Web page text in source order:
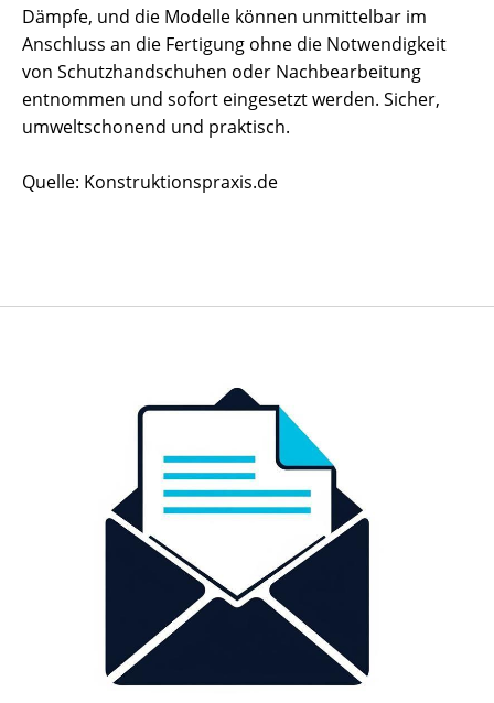
Dämpfe, und die Modelle können unmittelbar im
Anschluss an die Fertigung ohne die Notwendigkeit
von Schutzhandschuhen oder Nachbearbeitung
entnommen und sofort eingesetzt werden. Sicher,
umweltschonend und praktisch.
Quelle: Konstruktionspraxis.de